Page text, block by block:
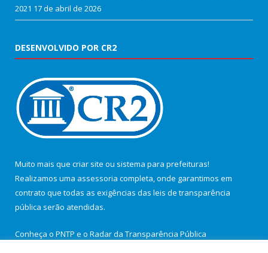
2021 17 de abril de 2026
DESENVOLVIDO POR CR2
Muito mais que criar site ou sistema para prefeituras!
Realizamos uma assessoria completa, onde garantimos em
contrato que todas as exigências das leis de transparência
pública serão atendidas.
Conheça o PNTP e o Radar da Transparência Pública